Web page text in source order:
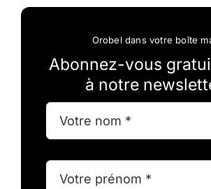
Orobel dans votre boîte
Abonnez-vous
à notre